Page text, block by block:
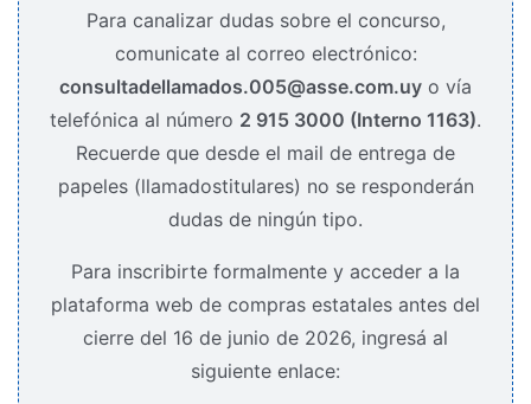
Para canalizar dudas sobre el concurso,
comunicate al correo electrónico:
consultadellamados.005@asse.com.uy o vía
telefónica al número 2 915 3000 (Interno 1163).
Recuerde que desde el mail de entrega de
papeles (llamadostitulares) no se responderán
dudas de ningún tipo.
Para inscribirte formalmente y acceder a la
plataforma web de compras estatales antes del
cierre del 16 de junio de 2026, ingresá al
siguiente enlace: